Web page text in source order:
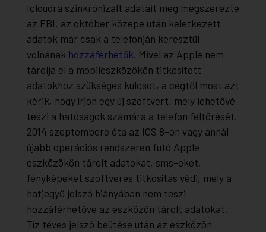
Icloudra szinkronizált adatait még megszerezte
az FBI, az október közepe után keletkezett
adatok már csak a telefonján keresztül
volnának hozzáférhetők. Mivel az Apple nem
tárolja el a mobileszközökön titkosított
adatokhoz szükséges kulcsot, a cégtől most azt
kérik, hogy írjon egy új szoftvert, mely lehetővé
teszi a hatóságok számára a telefon feltörését.
2014 szeptembere óta az IOS 8-on vagy annál
újabb operációs rendszeren futó Apple
eszközökön tárolt adatokat, sms-eket,
fényképeket szoftveres titkosítás védi, mely a
hatjegyű jelszó hiányában nem teszi
hozzáférhetővé az eszközön tárolt adatokat.
Tíz téves jelszó beütése után az eszközön